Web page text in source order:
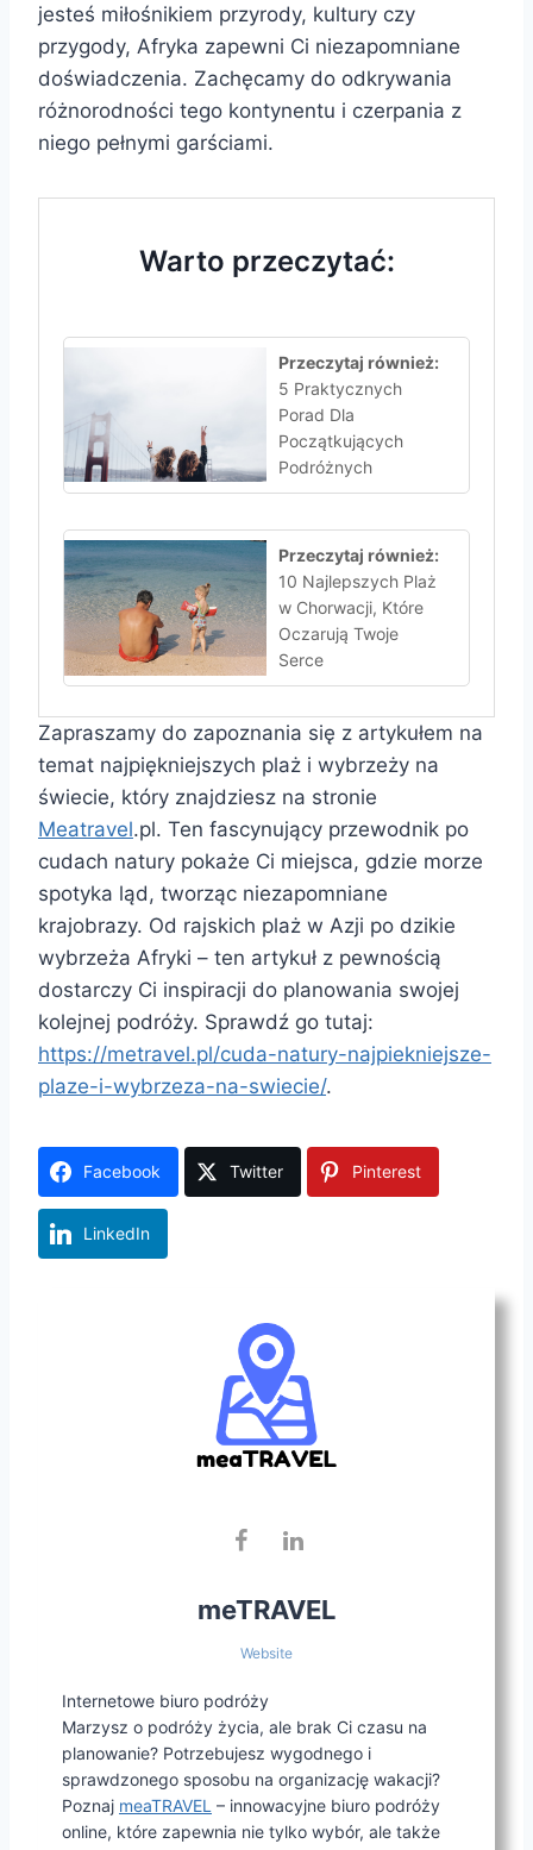
jesteś miłośnikiem przyrody, kultury czy
przygody, Afryka zapewni Ci niezapomniane
doświadczenia. Zachęcamy do odkrywania
różnorodności tego kontynentu i czerpania z
niego pełnymi garściami.
Warto przeczytać:
Przeczytaj również:
5 Praktycznych
Porad Dla
Początkujących
Podróżnych
Przeczytaj również:
10 Najlepszych Plaż
w Chorwacji, Które
Oczarują Twoje
Serce
Zapraszamy do zapoznania się z artykułem na
temat najpiękniejszych plaż i wybrzeży na
świecie, który znajdziesz na stronie
Meatravel.pl. Ten fascynujący przewodnik po
cudach natury pokaże Ci miejsca, gdzie morze
spotyka ląd, tworząc niezapomniane
krajobrazy. Od rajskich plaż w Azji po dzikie
wybrzeża Afryki – ten artykuł z pewnością
dostarczy Ci inspiracji do planowania swojej
kolejnej podróży. Sprawdź go tutaj:
https://metravel.pl/cuda-natury-najpiekniejsze-
plaze-i-wybrzeza-na-swiecie/.
Facebook Twitter Pinterest
LinkedIn
meTRAVEL
Website
Internetowe biuro podróży
Marzysz o podróży życia, ale brak Ci czasu na
planowanie? Potrzebujesz wygodnego i
sprawdzonego sposobu na organizację wakacji?
Poznaj meaTRAVEL – innowacyjne biuro podróży
online, które zapewnia nie tylko wybór, ale także